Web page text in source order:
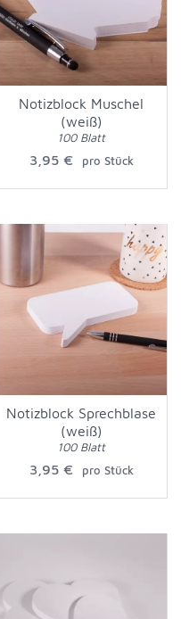
Notizblock Muschel
(weiß)
100 Blatt
3,95 € pro Stück
Notizblock Sprechblase
(weiß)
100 Blatt
3,95 € pro Stück